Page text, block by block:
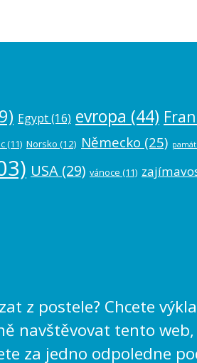
Egypt(16) evropa (44)
(11) Norsko (12) Německo (25)
USA (29) vánoce (11)
z postele? Chcete
navštěvovat tento
za jedno odpoledne